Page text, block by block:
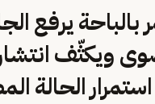
بالباحة يرفع
ويكثّف
الحالة